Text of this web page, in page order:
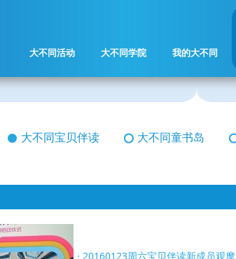
大不同活动 大不同学院 我的大不同
大不同宝贝伴读 大不同童书岛
20160123周六宝贝伴读新成员观摩